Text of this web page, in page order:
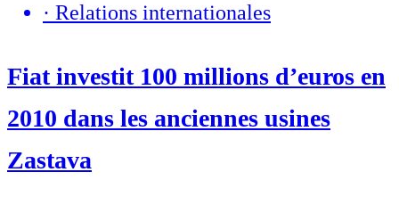
· Relations internationales
Fiat investit 100 millions d’euros en
2010 dans les anciennes usines
Zastava